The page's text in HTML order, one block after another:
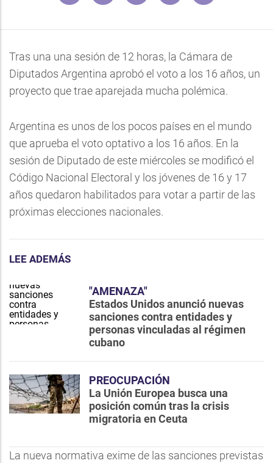
Tras una una sesión de 12 horas, la Cámara de
Diputados Argentina aprobó el voto a los 16 años, un
proyecto que trae aparejada mucha polémica.
Argentina es unos de los pocos países en el mundo
que aprueba el voto optativo a los 16 años. En la
sesión de Diputado de este miércoles se modificó el
Código Nacional Electoral y los jóvenes de 16 y 17
años quedaron habilitados para votar a partir de las
próximas elecciones nacionales.
LEE ADEMÁS
"AMENAZA"
Estados Unidos anunció nuevas
sanciones contra entidades y
personas vinculadas al régimen
cubano
PREOCUPACIÓN
La Unión Europea busca una
posición común tras la crisis
migratoria en Ceuta
La nueva normativa exime de las sanciones previstas